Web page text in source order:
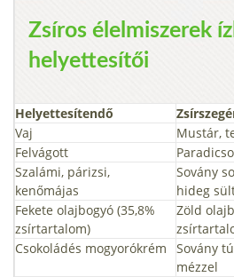
Zsíros élelmiszerek
helyettesítői
Helyettesítendő
Vaj
Mustár,
Felvágott
Szalámi, párizsi,
kenőmájas
Sovány
hideg
Fekete olajbogyó (35,8%
zsírtartalom)
Zöld
Csokoládés mogyorókrém
Sovány
mézzel